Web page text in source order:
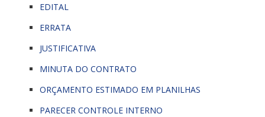
EDITAL
ERRATA
JUSTIFICATIVA
MINUTA DO CONTRATO
ORÇAMENTO ESTIMADO EM PLANILHAS
PARECER CONTROLE INTERNO